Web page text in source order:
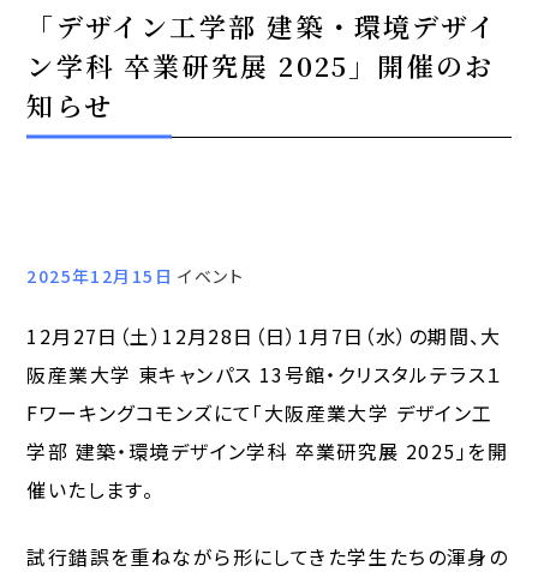
「デザイン工学部 建築・環境デザイ
ン学科 卒業研究展 2025」開催のお
知らせ
2025年12月15日イベント
12月27日（土）12月28日（日）1月7日（水）の期間、大
阪産業大学 東キャンパス 13号館・クリスタルテラス１
Fワーキングコモンズにて「大阪産業大学 デザイン工
学部 建築・環境デザイン学科 卒業研究展 2025」を開
催いたします。
試行錯誤を重ねながら形にしてきた学生たちの渾身の